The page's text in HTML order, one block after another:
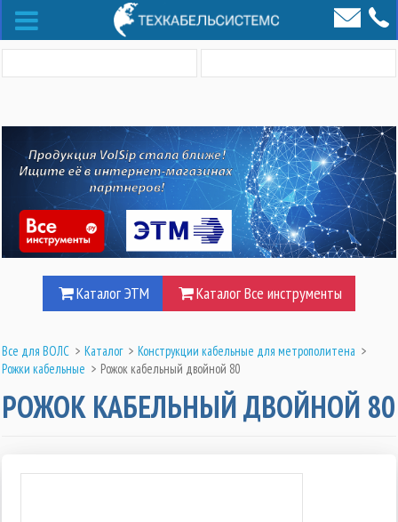
Каталог ЭТМ Каталог Все инструменты
Все для ВОЛС > Каталог > Конструкции кабельные для метрополитена >
Рожки кабельные > Рожок кабельный двойной 80
РОЖОК КАБЕЛЬНЫЙ ДВОЙНОЙ 80